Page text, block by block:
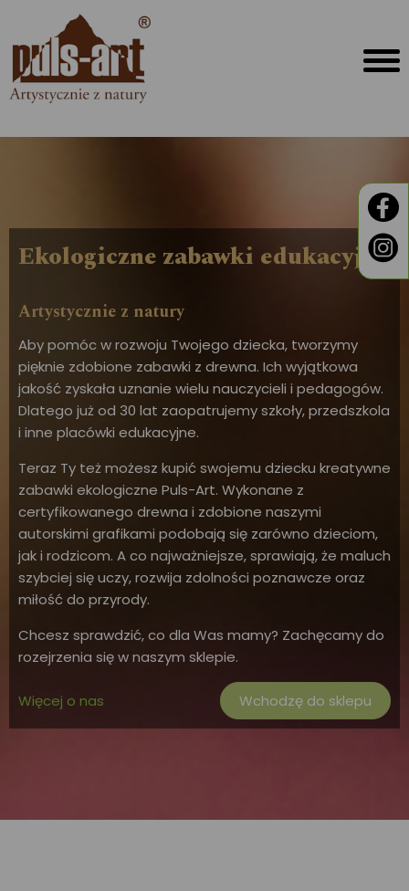
Ekologiczne zabawki edukacyjne
Artystycznie z natury
Aby pomóc w rozwoju Twojego dziecka, tworzymy
pięknie zdobione zabawki z drewna. Ich wyjątkowa
jakość zyskała uznanie wielu nauczycieli i pedagogów.
Dlatego już od 30 lat zaopatrujemy szkoły, przedszkola
i inne placówki edukacyjne.
Teraz Ty też możesz kupić swojemu dziecku kreatywne
zabawki ekologiczne Puls-Art. Wykonane z
certyfikowanego drewna i zdobione naszymi
autorskimi grafikami podobają się zarówno dzieciom,
jak i rodzicom. A co najważniejsze, sprawiają, że maluch
szybciej się uczy, rozwija zdolności poznawcze oraz
miłość do przyrody.
Chcesz sprawdzić, co dla Was mamy? Zachęcamy do
rozejrzenia się w naszym sklepie.
Więcej o nas Wchodzę do sklepu